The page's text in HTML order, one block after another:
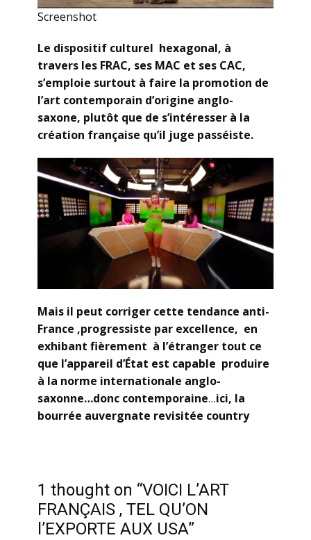
Screenshot
Le dispositif culturel hexagonal, à
travers les FRAC, ses MAC et ses CAC,
s’emploie surtout à faire la promotion de
l’art contemporain d’origine anglo-
saxone, plutôt que de s’intéresser à la
création française qu’il juge passéiste.
Mais il peut corriger cette tendance anti-
France ,progressiste par excellence, en
exhibant fièrement à l’étranger tout ce
que l’appareil d’État est capable produire
à la norme internationale anglo-
saxonne…donc contemporaine…ici, la
bourrée auvergnate revisitée country
1 thought on “VOICI L’ART
FRANÇAIS , TEL QU’ON
l’EXPORTE AUX USA”